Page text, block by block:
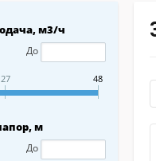
м3/ч
До
27 48
м
До